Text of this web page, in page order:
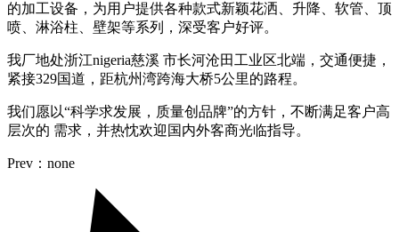
的加工设备，为用户提供各种款式新颖花洒、升降、软管、顶
喷、淋浴柱、壁架等系列，深受客户好评。
我厂地处浙江nigeria慈溪 市长河沧田工业区北端，交通便捷，
紧接329国道，距杭州湾跨海大桥5公里的路程。
我们愿以“科学求发展，质量创品牌”的方针，不断满足客户高
层次的 需求，并热忱欢迎国内外客商光临指导。
Prev：none